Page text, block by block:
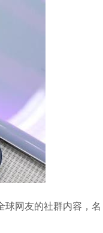
球网友的社群内容，名